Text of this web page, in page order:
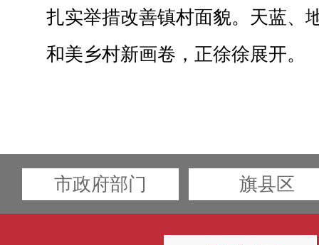
扎实举措改善镇村面貌。天蓝、
和美乡村新画卷，正徐徐展开。
市政府部门 旗县区